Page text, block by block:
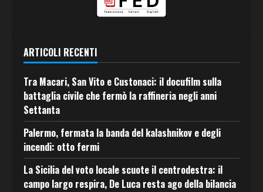
ARTICOLI RECENTI
Tra Macari, San Vito e Custonaci: il docufilm sulla
battaglia civile che fermò la raffineria negli anni
Settanta
Palermo, fermata la banda del kalashnikov e degli
incendi: otto fermi
La Sicilia del voto locale scuote il centrodestra: il
campo largo respira, De Luca resta ago della bilancia